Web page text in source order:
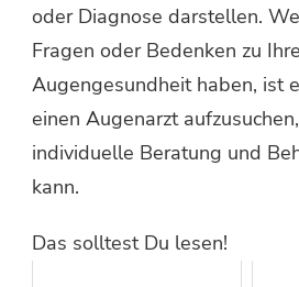
oder Diagnose darstellen.
Fragen oder Bedenken zu
Augengesundheit haben, ist
einen Augenarzt
individuelle Beratung und
kann.
Das solltest Du lesen!